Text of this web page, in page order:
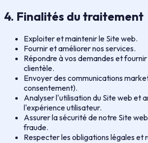
4. Finalités du traitement
Exploiter et maintenir le Site web.
Fournir et améliorer nos services.
Répondre à vos demandes et
clientèle.
Envoyer des communications
consentement).
Analyser l'utilisation du Site web et
l'expérience utilisateur.
Assurer la sécurité de notre Site
fraude.
Respecter les obligations légales et